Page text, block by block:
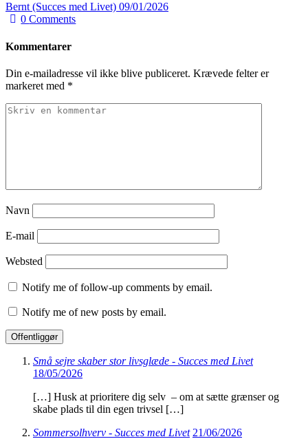
Bernt (Succes med Livet) 09/01/2026
0Comments
Kommentarer
Din e-mailadresse vil ikke blive publiceret. Krævede felter er
markeret med *
Navn
E-mail
Websted
Notify me of follow-up comments by email.
Notify me of new posts by email.
Små sejre skaber stor livsglæde - Succes med Livet
18/05/2026
[…] Husk at prioritere dig selv – om at sætte grænser og
skabe plads til din egen trivsel […]
Sommersolhverv - Succes med Livet 21/06/2026